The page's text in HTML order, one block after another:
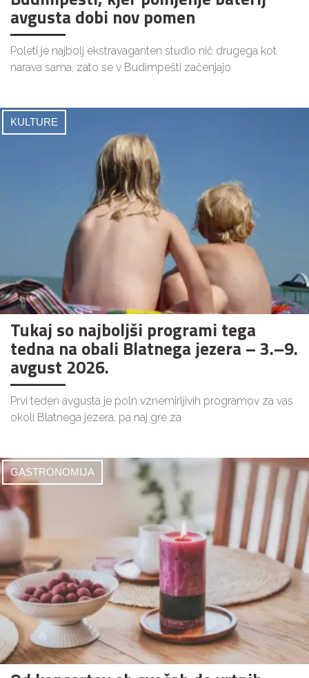
avgusta dobi nov pomen
Poleti je najbolj ekstravaganten studio nič drugega kot
narava sama, zato se v Budimpešti začenjajo
KULTURE
Tukaj so najboljši programi tega
tedna na obali Blatnega jezera – 3.–9.
avgust 2026.
Prvi teden avgusta je poln vznemirljivih programov za vas
okoli Blatnega jezera, pa naj gre za
GASTRONOMIJA